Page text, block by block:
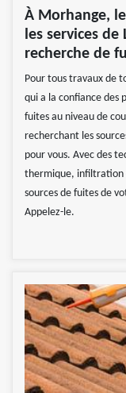
À Morhange,
les services
recherche de
Pour tous travaux de
qui a la confiance des
fuites au niveau de
recherchant les
pour vous. Avec des
thermique, infiltration
sources de fuites de
Appelez-le.